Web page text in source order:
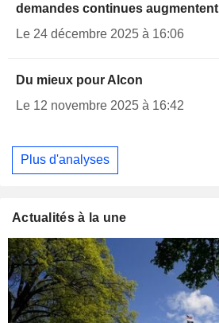
demandes continues augmentent
Le 24 décembre 2025 à 16:06
Du mieux pour Alcon
Le 12 novembre 2025 à 16:42
Plus d'analyses
Actualités à la une